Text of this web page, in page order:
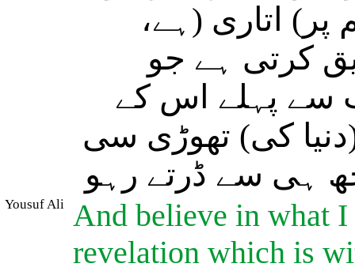
اتاری (ہے،
کرتی ہے جو
سے پہلے اس کے
(دنیا کی) تھوڑی سی
ہی سے ڈرتے رہو
Yousuf Ali And believe in what
revelation which is